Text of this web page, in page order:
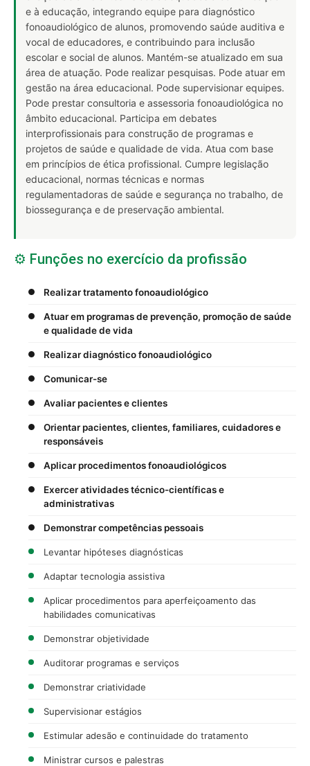
e à educação, integrando equipe para diagnóstico
fonoaudiológico de alunos, promovendo saúde auditiva e
vocal de educadores, e contribuindo para inclusão
escolar e social de alunos. Mantém-se atualizado em sua
área de atuação. Pode realizar pesquisas. Pode atuar em
gestão na área educacional. Pode supervisionar equipes.
Pode prestar consultoria e assessoria fonoaudiológica no
âmbito educacional. Participa em debates
interprofissionais para construção de programas e
projetos de saúde e qualidade de vida. Atua com base
em princípios de ética profissional. Cumpre legislação
educacional, normas técnicas e normas
regulamentadoras de saúde e segurança no trabalho, de
biossegurança e de preservação ambiental.
⚙️ Funções no exercício da profissão
Realizar tratamento fonoaudiológico
Atuar em programas de prevenção, promoção de saúde
e qualidade de vida
Realizar diagnóstico fonoaudiológico
Comunicar-se
Avaliar pacientes e clientes
Orientar pacientes, clientes, familiares, cuidadores e
responsáveis
Aplicar procedimentos fonoaudiológicos
Exercer atividades técnico-científicas e
administrativas
Demonstrar competências pessoais
Levantar hipóteses diagnósticas
Adaptar tecnologia assistiva
Aplicar procedimentos para aperfeiçoamento das
habilidades comunicativas
Demonstrar objetividade
Auditorar programas e serviços
Demonstrar criatividade
Supervisionar estágios
Estimular adesão e continuidade do tratamento
Ministrar cursos e palestras